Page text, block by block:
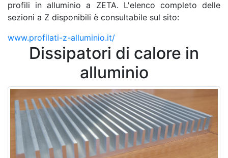
profili in alluminio a ZETA. L'elenco completo delle
sezioni a Z disponibili è consultabile sul sito:
www.profilati-z-alluminio.it/
Dissipatori di calore in
alluminio